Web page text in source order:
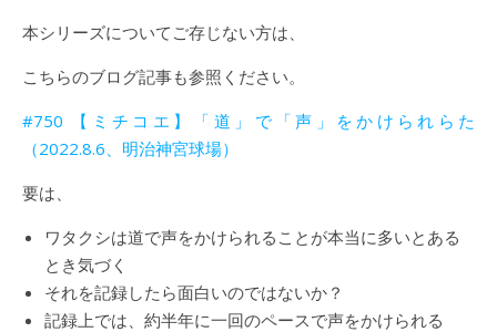
本シリーズについてご存じない方は、
こちらのブログ記事も参照ください。
#750 【ミチコエ】「道」で「声」をかけられらた
（2022.8.6、明治神宮球場）
要は、
ワタクシは道で声をかけられることが本当に多いとある
とき気づく
それを記録したら面白いのではないか？
記録上では、約半年に一回のペースで声をかけられる